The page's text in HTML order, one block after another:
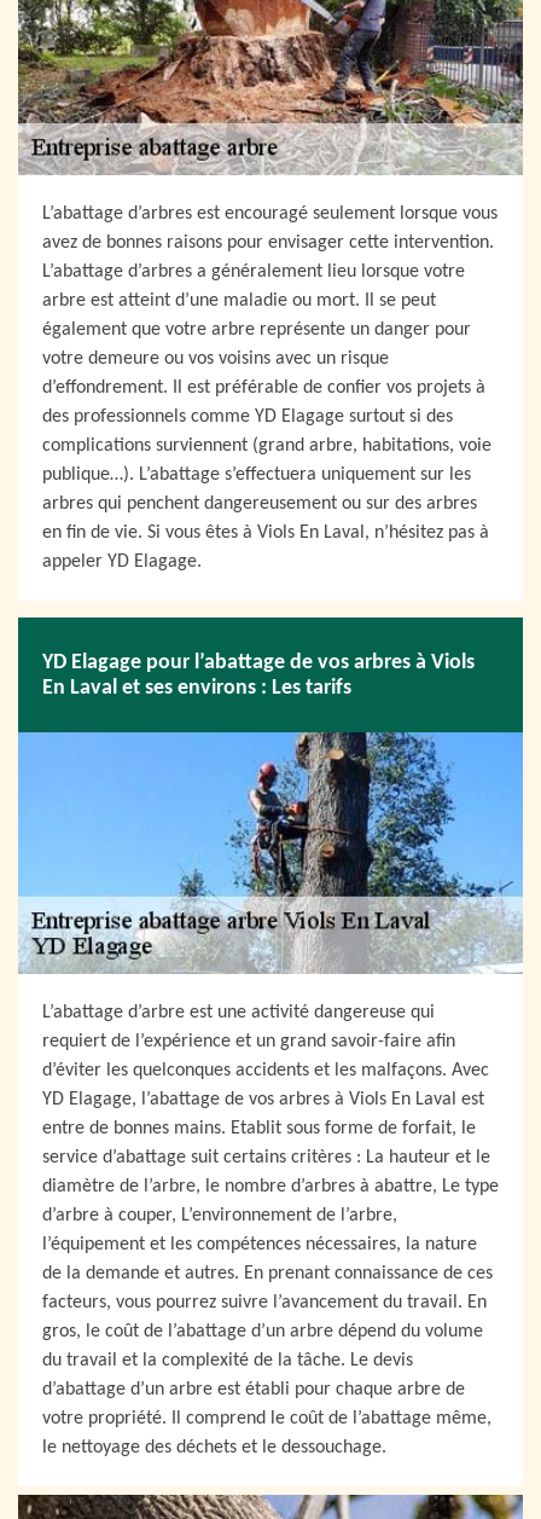
L’abattage d’arbres est encouragé seulement lorsque vous
avez de bonnes raisons pour envisager cette intervention.
L’abattage d’arbres a généralement lieu lorsque votre
arbre est atteint d’une maladie ou mort. Il se peut
également que votre arbre représente un danger pour
votre demeure ou vos voisins avec un risque
d’effondrement. Il est préférable de confier vos projets à
des professionnels comme YD Elagage surtout si des
complications surviennent (grand arbre, habitations, voie
publique…). L’abattage s’effectuera uniquement sur les
arbres qui penchent dangereusement ou sur des arbres
en fin de vie. Si vous êtes à Viols En Laval, n’hésitez pas à
appeler YD Elagage.
YD Elagage pour l’abattage de vos arbres à Viols
En Laval et ses environs : Les tarifs
L’abattage d’arbre est une activité dangereuse qui
requiert de l’expérience et un grand savoir-faire afin
d’éviter les quelconques accidents et les malfaçons. Avec
YD Elagage, l’abattage de vos arbres à Viols En Laval est
entre de bonnes mains. Etablit sous forme de forfait, le
service d’abattage suit certains critères : La hauteur et le
diamètre de l’arbre, le nombre d’arbres à abattre, Le type
d’arbre à couper, L’environnement de l’arbre,
l’équipement et les compétences nécessaires, la nature
de la demande et autres. En prenant connaissance de ces
facteurs, vous pourrez suivre l’avancement du travail. En
gros, le coût de l’abattage d’un arbre dépend du volume
du travail et la complexité de la tâche. Le devis
d’abattage d’un arbre est établi pour chaque arbre de
votre propriété. Il comprend le coût de l’abattage même,
le nettoyage des déchets et le dessouchage.